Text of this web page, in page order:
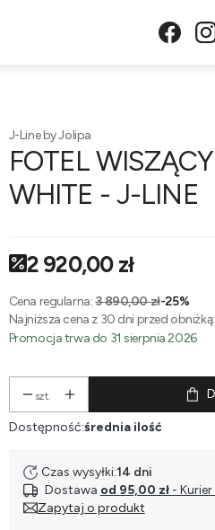
J-Line by Jolipa
FOTEL
WHITE - J-LINE
2 920,00 zł
Cena regularna:3 890,00 zł-25%
Najniższa cena z 30 dni przed obniżką:
Promocja trwa do 31 sierpnia 2026
szt.
Dostępność:średnia ilość
Czas wysyłki:14 dni
Dostawa od 95,00 zł - Kurier
Zapytaj o produkt